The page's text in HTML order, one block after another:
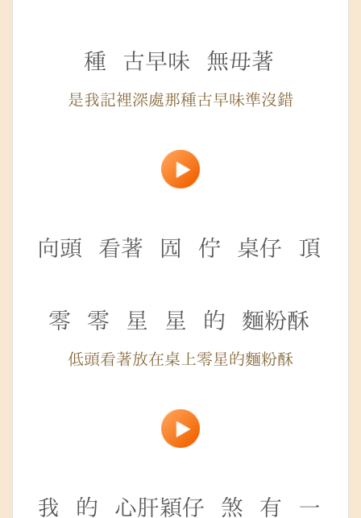
種 古早味 無毋著
是我記裡深處那種古早味準沒錯
向頭 看著 囥 佇 桌仔 頂
零 零 星 星 的 麵粉酥
低頭看著放在桌上零星的麵粉酥
我 的 心肝穎仔 煞 有 一